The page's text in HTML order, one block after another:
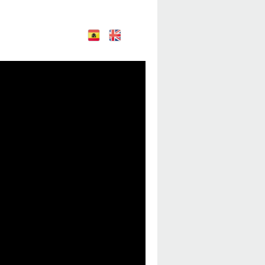
spañol